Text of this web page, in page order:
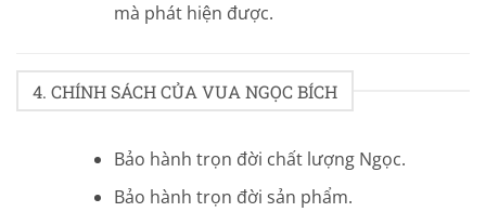
mà phát hiện được.
4. CHÍNH SÁCH CỦA VUA NGỌC BÍCH
Bảo hành trọn đời chất lượng Ngọc.
Bảo hành trọn đời sản phẩm.